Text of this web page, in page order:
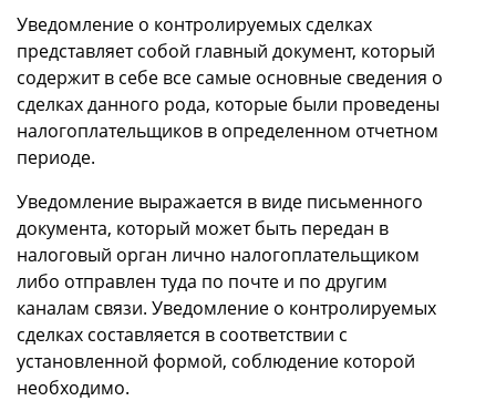
Уведомление о контролируемых сделках
представляет собой главный документ, который
содержит в себе все самые основные сведения о
сделках данного рода, которые были проведены
налогоплательщиков в определенном отчетном
периоде.
Уведомление выражается в виде письменного
документа, который может быть передан в
налоговый орган лично налогоплательщиком
либо отправлен туда по почте и по другим
каналам связи. Уведомление о контролируемых
сделках составляется в соответствии с
установленной формой, соблюдение которой
необходимо.